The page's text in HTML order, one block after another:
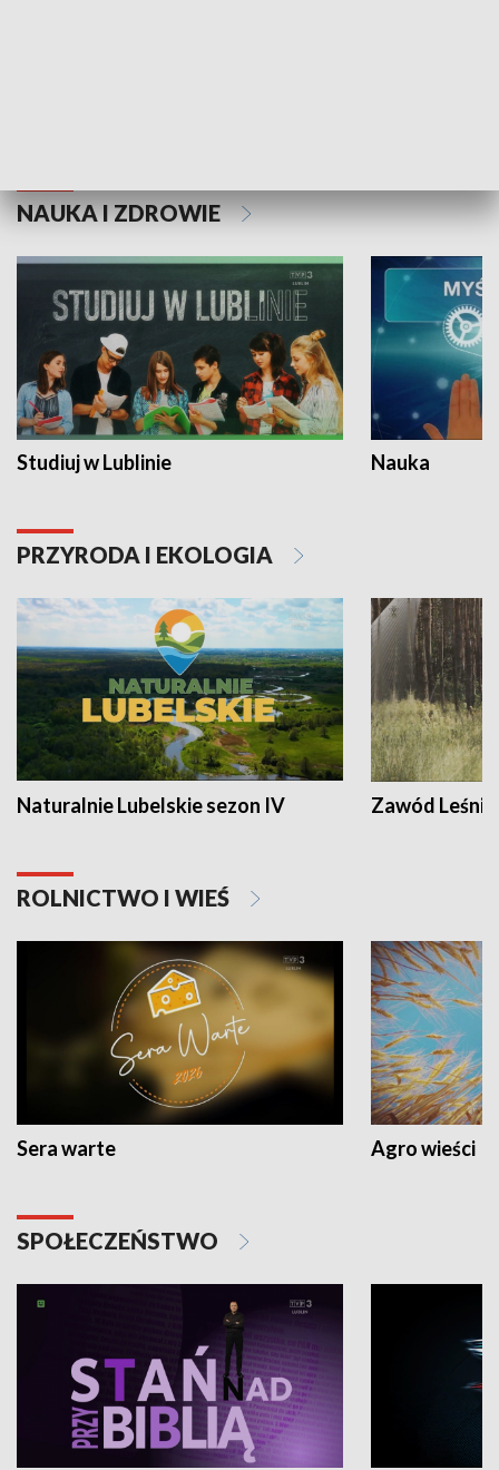
NAUKA I ZDROWIE
Studiuj w Lublinie Nauka
PRZYRODA I EKOLOGIA
Naturalnie Lubelskie sezon IV Zawód Leśnik
ROLNICTWO I WIEŚ
Sera warte Agro wieści
SPOŁECZEŃSTWO